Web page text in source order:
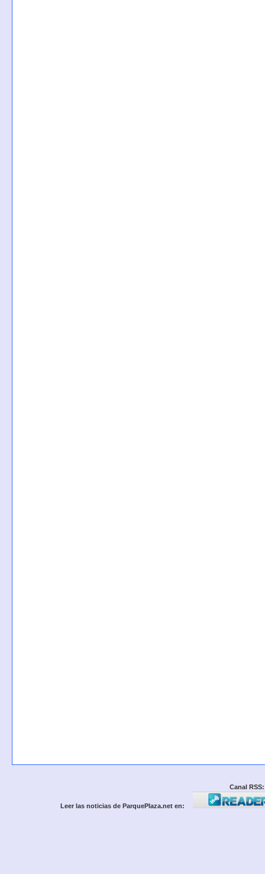
Canal RSS:
Leer las noticias de ParquePlaza.net en: